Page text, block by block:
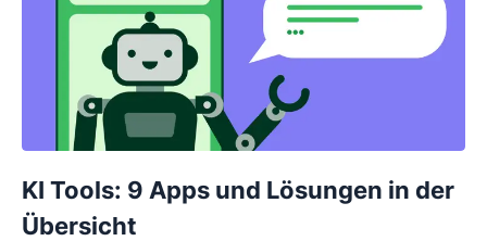
KI Tools: 9 Apps und Lösungen in der
Übersicht